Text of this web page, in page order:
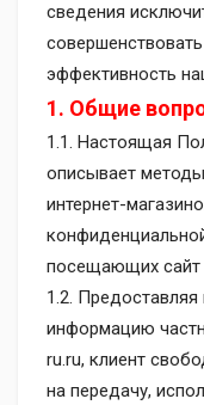
сведения
эффективность
1. Общие
1.1. Настоящая
описывает
интернет-
посещающих сайт
1.2. Предоставляя
информацию
ru.ru, клиент
на передачу,